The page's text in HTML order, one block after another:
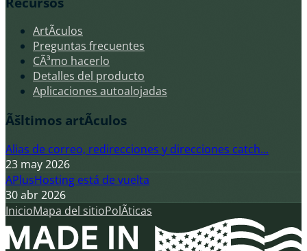
ArtÃ­culos
Preguntas frecuentes
CÃ³mo hacerlo
Detalles del producto
Aplicaciones autoalojadas
Ãšltimos artÃ­culos
Alias de correo, redirecciones y direcciones catch...
23 may 2026
APlusHosting está de vuelta
30 abr 2026
InicioMapa del sitioPolÃ­ticas